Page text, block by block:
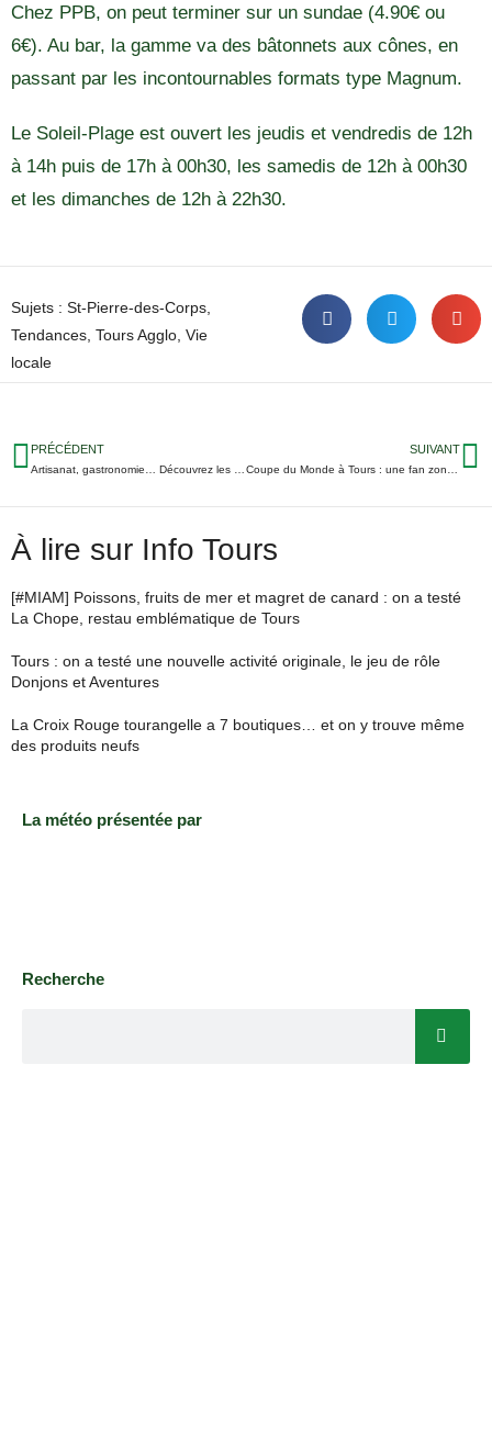
Chez PPB, on peut terminer sur un sundae (4.90€ ou
6€). Au bar, la gamme va des bâtonnets aux cônes, en
passant par les incontournables formats type Magnum.
Le Soleil-Plage est ouvert les jeudis et vendredis de 12h
à 14h puis de 17h à 00h30, les samedis de 12h à 00h30
et les dimanches de 12h à 22h30.
Sujets : St-Pierre-des-Corps
Tendances Tours Agglo Vie
locale
PRÉCÉDENT SUIVANT
À lire sur Info Tours
[#MIAM] Poissons, fruits de mer et magret de canard : on a testé
La Chope, restau emblématique de Tours
Tours : on a testé une nouvelle activité originale, le jeu de rôle
Donjons et Aventures
La Croix Rouge tourangelle a 7 boutiques… et on y trouve même
des produits neufs
La météo présentée par
Recherche